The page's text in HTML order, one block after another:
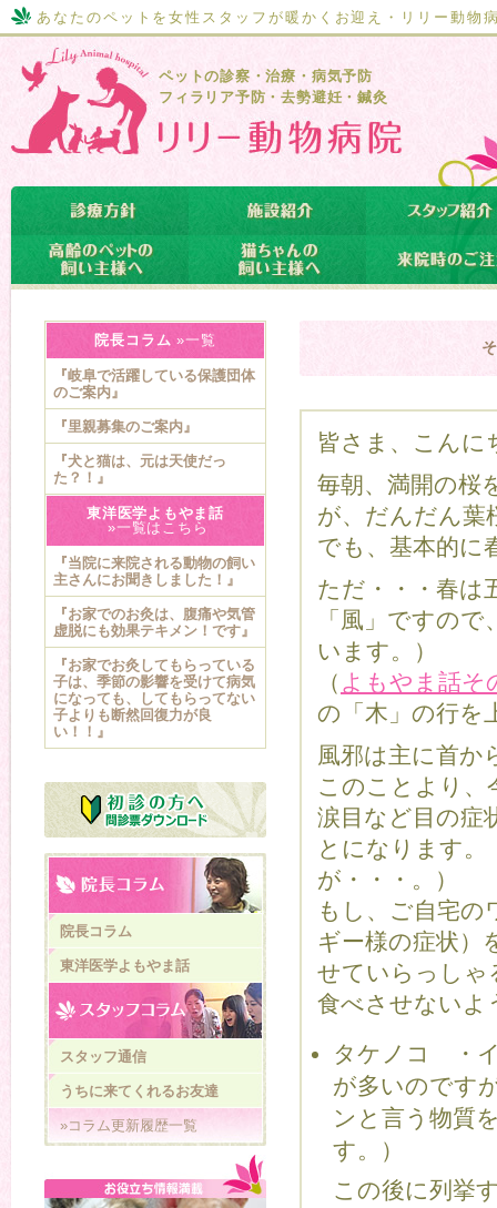
あなたのペットを女性スタッフが暖かくお迎え・リリー動物
ペットの診察・治療・病気予防
フィラリア予防・去勢避妊・鍼灸
皆さま、こんに
毎朝、満開の桜
が、だんだん葉
でも、基本的に
ただ・・・春は
「風」ですの
います。）
（ よもやま話そ
の「木」の行を
風邪は主に首か
このことより、
涙目など目の症
とになります。
が・・・。）
もし、ご自宅
ギー様の症状）
せていらっしゃ
食べさせないよ
タケノコ ・
が多いのです
ンと言う物質
す。）
この後に列挙
院長コラム »一覧
『岐阜で活躍している保護団体
のご案内』
『里親募集のご案内』
『犬と猫は、元は天使だっ
た？！』
東洋医学よもやま話
»一覧はこちら
『当院に来院される動物の飼い
主さんにお聞きしました！』
『お家でのお灸は、腹痛や気管
虚脱にも効果テキメン！です』
『お家でお灸してもらっている
子は、季節の影響を受けて病気
になっても、してもらってない
子よりも断然回復力が良
い！！』
院長コラム
東洋医学よもやま話
スタッフ通信
うちに来てくれるお友達
»コラム更新履歴一覧